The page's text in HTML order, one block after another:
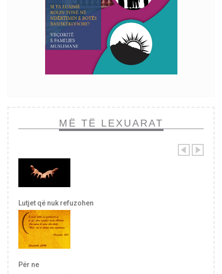
MË TË LEXUARAT
Lutjet që nuk refuzohen
Për ne